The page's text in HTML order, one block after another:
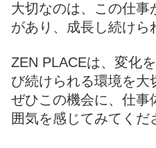
大切なのは、この仕事
があり、成長し続けら
ZEN PLACEは、変化
び続けられる環境を大
ぜひこの機会に、仕事
囲気を感じてみてくだ